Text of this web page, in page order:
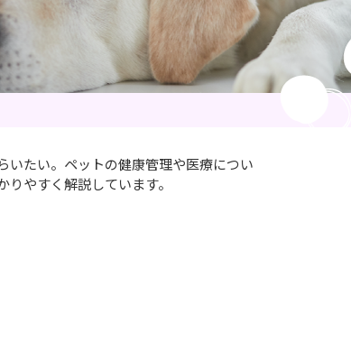
いたい。ペットの健康管理や医療につい
りやすく解説しています。